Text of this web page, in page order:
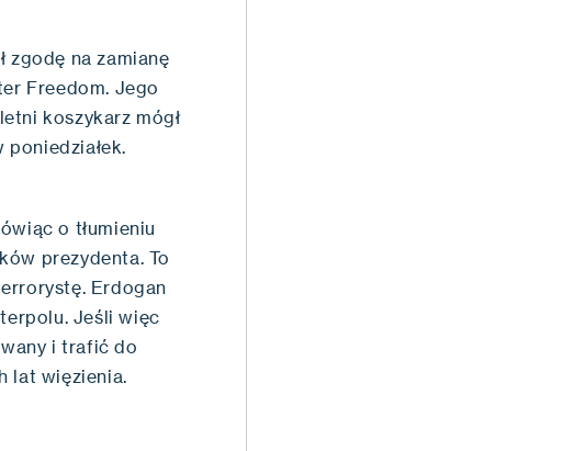
zgodę na zamianę
Freedom. Jego
koszykarz mógł
o tłumieniu
prezydenta. To
Erdogan
Jeśli więc
i trafić do
lat więzienia.